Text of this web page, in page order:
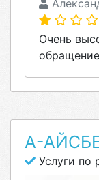
Очень
А-
Услуги по